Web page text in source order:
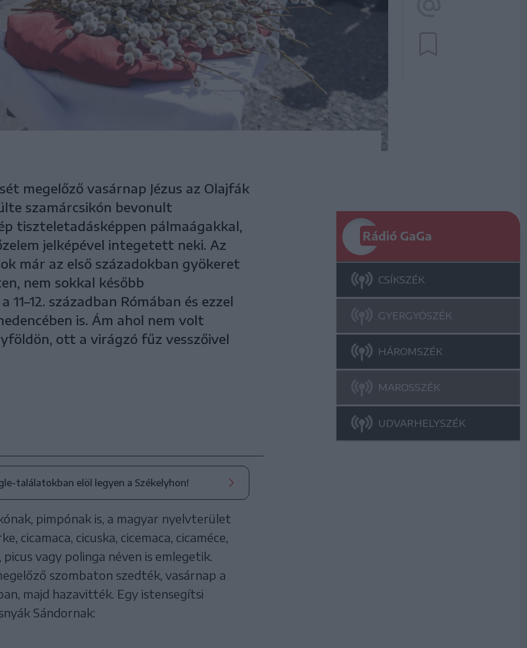
megelőző vasárnap Jézus az Olajfák
szamárcsikón bevonult
tiszteletadásképpen pálmaágakkal,
jelképével integetett neki. Az
már az első századokban gyökeret
nem sokkal később
században Rómában és ezzel
is. Ám ahol nem volt
ott a virágzó fűz vesszőivel
találatokban elöl legyen a Székelyhon!
pimpónak is, a magyar nyelvterület
cicamaca, cicuska, cicemaca, cicaméce,
vagy polinga néven is emlegetik.
szombaton szedték, vasárnap a
majd hazavitték. Egy istensegítsi
Sándornak:
Rádió GaGa
CSÍKSZÉK
GYERGYÓSZÉK
HÁROMSZÉK
MAROSSZÉK
UDVARHELYSZÉK